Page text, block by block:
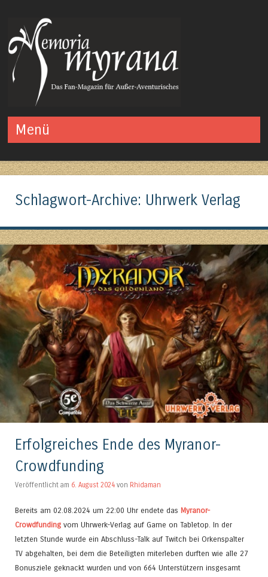
Menü
Schlagwort-Archive: Uhrwerk Verlag
Erfolgreiches Ende des Myranor-
Crowdfunding
Veröffentlicht am 6. August 2024 von Rhidaman
Bereits am 02.08.2024 um 22:00 Uhr endete das Myranor-
Crowdfunding vom Uhrwerk-Verlag auf Game on Tabletop. In der
letzten Stunde wurde ein Abschluss-Talk auf Twitch bei Orkenspalter
TV abgehalten, bei dem die Beteiligten miterleben durften wie alle 27
Bonusziele geknackt wurden und von 664 Unterstützern insgesamt